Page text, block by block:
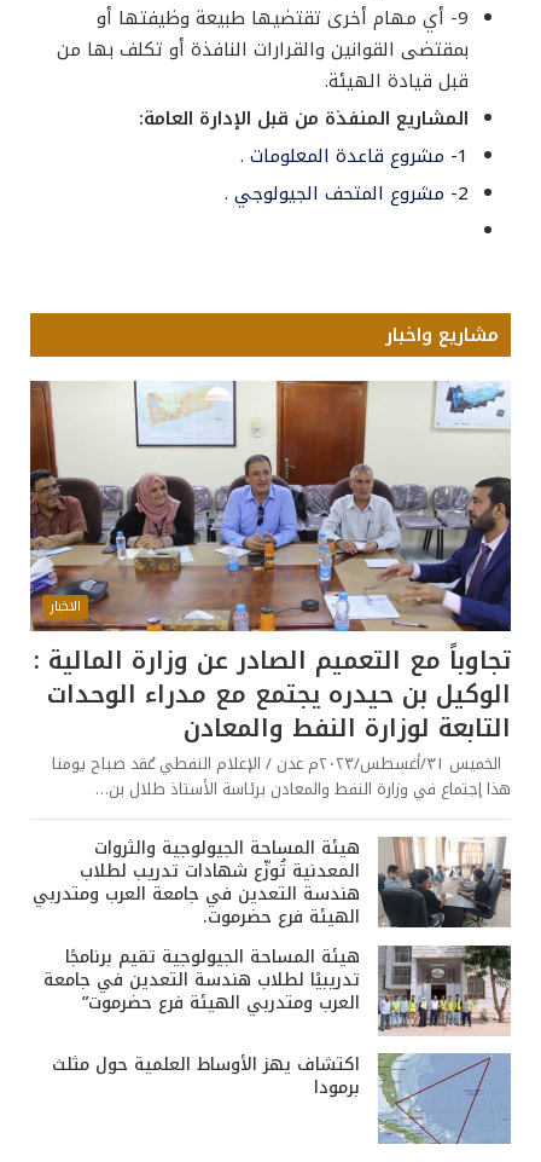
9- أي مهام أخرى تقتضيها طبيعة وظيفتها أو
بمقتضى القوانين والقرارات النافذة أو تكلف بها من
قبل قيادة الهيئة.
المشاريع المنفذة من قبل الإدارة العامة:
1- مشروع قاعدة المعلومات .
2- مشروع المتحف الجيولوجي .
مشاريع واخبار
الاخبار
تجاوباً مع التعميم الصادر عن وزارة المالية :
الوكيل بن حيدره يجتمع مع مدراء الوحدات
التابعة لوزارة النفط والمعادن
الخميس ٣١/أغسطس/٢٠٢٣م عدن / الإعلام النفطي عُقد صباح يومنا
هذا إجتماع في وزارة النفط والمعادن برئاسة الأستاذ طلال بن…
هيئة المساحة الجيولوجية والثروات
المعدنية تُوزّع شهادات تدريب لطلاب
هندسة التعدين في جامعة العرب ومتدربي
الهيئة فرع حضرموت.
هيئة المساحة الجيولوجية تقيم برنامجًا
تدريبيًا لطلاب هندسة التعدين في جامعة
العرب ومتدربي الهيئة فرع حضرموت”
اكتشاف يهز الأوساط العلمية حول مثلث
برمودا